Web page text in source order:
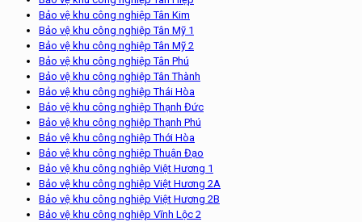
Bảo vệ khu công nghiệp Tân Kim
Bảo vệ khu công nghiệp Tân Mỹ 1
Bảo vệ khu công nghiệp Tân Mỹ 2
Bảo vệ khu công nghiệp Tân Phú
Bảo vệ khu công nghiệp Tân Thành
Bảo vệ khu công nghiệp Thái Hòa
Bảo vệ khu công nghiệp Thạnh Đức
Bảo vệ khu công nghiệp Thạnh Phú
Bảo vệ khu công nghiệp Thới Hòa
Bảo vệ khu công nghiệp Thuận Đạo
Bảo vệ khu công nghiêp Việt Hương 1
Bảo vệ khu công nghiệp Việt Hương 2A
Bảo vệ khu công nghiệp Việt Hương 2B
Bảo vệ khu công nghiệp Vĩnh Lộc 2